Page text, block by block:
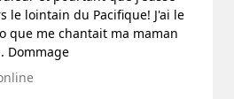
le lointain du Pacifique! J'ai le
que me chantait ma maman
Dommage